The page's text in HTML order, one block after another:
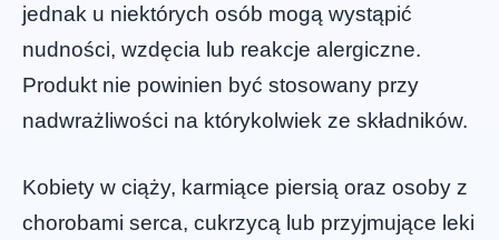
jednak u niektórych osób mogą wystąpić
nudności, wzdęcia lub reakcje alergiczne.
Produkt nie powinien być stosowany przy
nadwrażliwości na którykolwiek ze składników.
Kobiety w ciąży, karmiące piersią oraz osoby z
chorobami serca, cukrzycą lub przyjmujące leki